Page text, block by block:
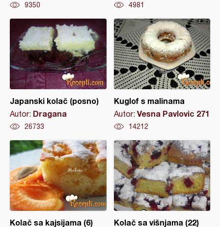
9350 4981
Japanski kolač (posno)
Autor: Dragana
26733
Kuglof s malinama
Autor: Vesna Pavlovic 271
14212
Kolač sa kajsijama (6) Kolač sa višnjama (22)